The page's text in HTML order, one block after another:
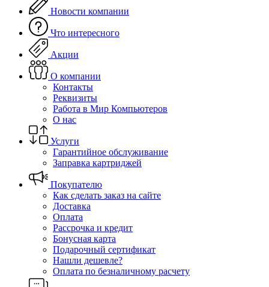
Новости компании
Что интересного
Акции
О компании
Контакты
Реквизиты
Работа в Мир Компьютеров
О нас
Услуги
Гарантийное обслуживание
Заправка картриджей
Покупателю
Как сделать заказ на сайте
Доставка
Оплата
Рассрочка и кредит
Бонусная карта
Подарочный сертификат
Нашли дешевле?
Оплата по безналичному расчету